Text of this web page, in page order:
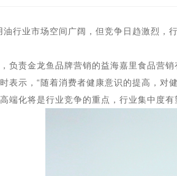
油行业市场空间广阔，但竞争日趋激烈，
负责金龙鱼品牌营销的益海嘉里食品营
表示，“随着消费者健康意识的提高，对
端化将是行业竞争的重点，行业集中度有